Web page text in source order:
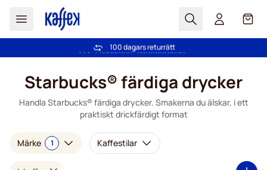
Sök Cart
Fri frakt över 499 kr
100 dagars returrätt
Starbucks® färdiga drycker
Handla Starbucks® färdiga drycker. Smakerna du älskar, i ett
praktiskt drickfärdigt format
Märke 1 Kaffestilar